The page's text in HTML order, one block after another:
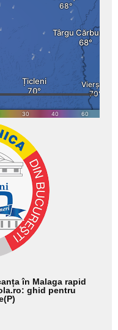
în Malaga rapid
ghid pentru